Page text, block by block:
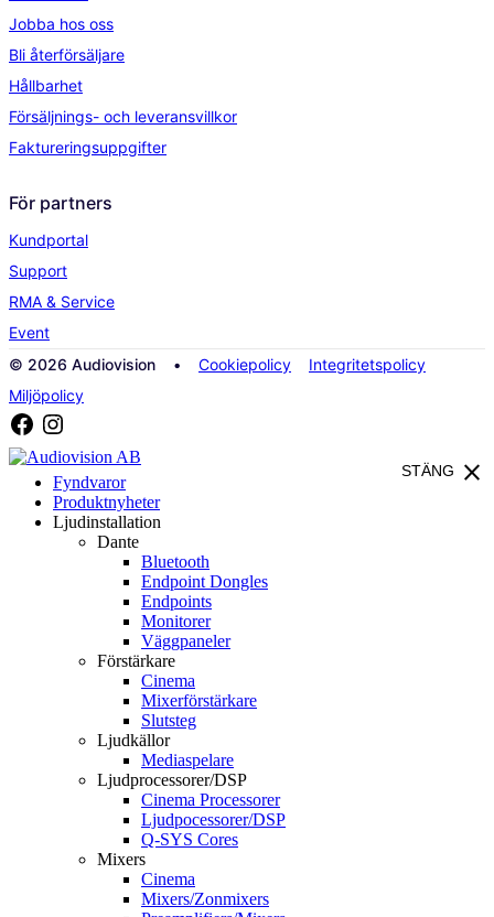
Jobba hos oss
Bli återförsäljare
Hållbarhet
Försäljnings- och leveransvillkor
Faktureringsuppgifter
För partners
Kundportal
Support
RMA & Service
Event
© 2026 Audiovision •
Cookiepolicy
Integritetspolicy
Miljöpolicy
close
STÄNG
Fyndvaror
Produktnyheter
Ljudinstallation
Dante
Bluetooth
Endpoint Dongles
Endpoints
Monitorer
Väggpaneler
Förstärkare
Cinema
Mixerförstärkare
Slutsteg
Ljudkällor
Mediaspelare
Ljudprocessorer/DSP
Cinema Processorer
Ljudpocessorer/DSP
Q-SYS Cores
Mixers
Cinema
Mixers/Zonmixers